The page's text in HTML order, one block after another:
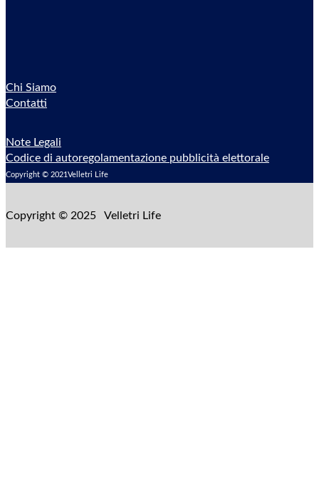
Chi Siamo
Contatti
Note Legali
Codice di autoregolamentazione pubblicità elettorale
Copyright © 2021Velletri Life
Copyright © 2025 Velletri Life